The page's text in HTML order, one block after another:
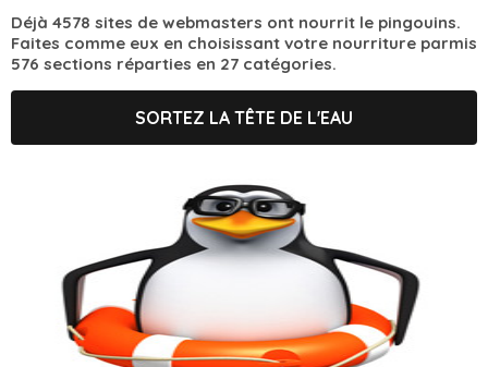
Déjà 4578 sites de webmasters ont nourrit le pingouins.
Faites comme eux en choisissant votre nourriture parmis
576 sections réparties en 27 catégories.
SORTEZ LA TÊTE DE L'EAU